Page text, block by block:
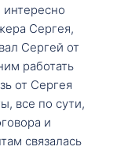
Сергея,
Сергей от
работать
от Сергея
все по сути,
и
связалась